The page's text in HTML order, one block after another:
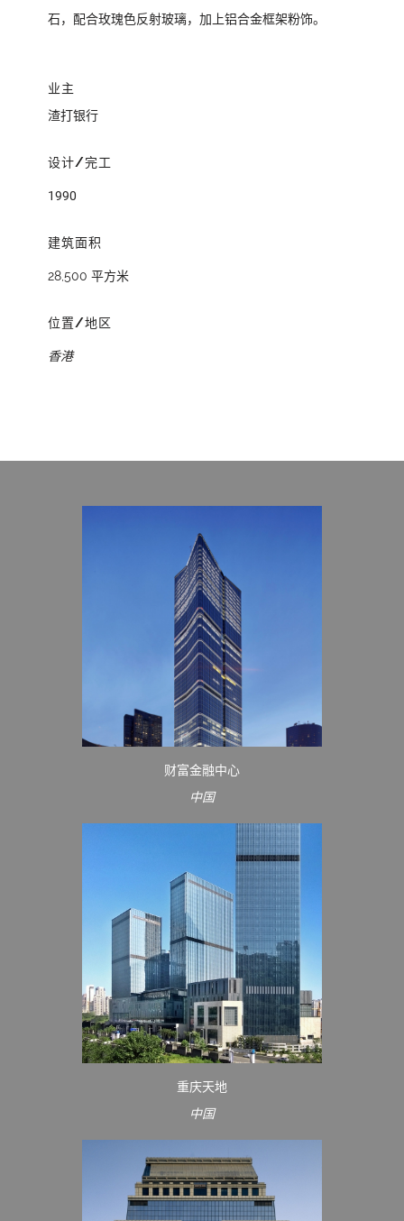
石，配合玫瑰色反射玻璃，加上铝合金框架粉饰。
业主
渣打银行
设计/完工
1990
建筑面积
28,500 平方米
位置/地区
香港
财富金融中心
中国
重庆天地
中国